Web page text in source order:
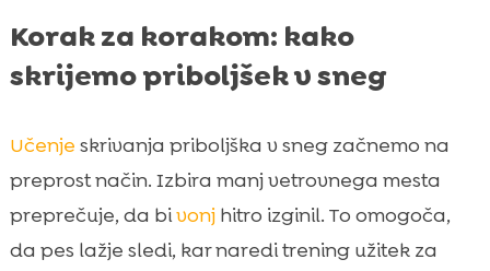
Korak za korakom: kako
skrijemo priboljšek v sneg
Učenje skrivanja priboljška v sneg začnemo na
preprost način. Izbira manj vetrovnega mesta
preprečuje, da bivonjhitro izginil. To omogoča,
da pes lažje sledi, kar naredi trening užitek za